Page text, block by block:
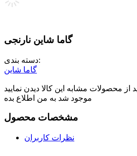
گاما شاین نارنجی
دسته بندی:
گاما شاین
موجود شد به من اطلاع بده
مشخصات محصول
نظرات کاربران